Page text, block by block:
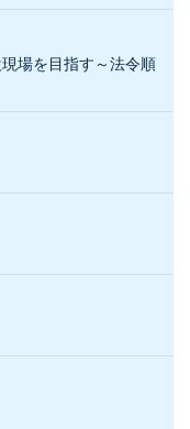
場を目指す～法令順